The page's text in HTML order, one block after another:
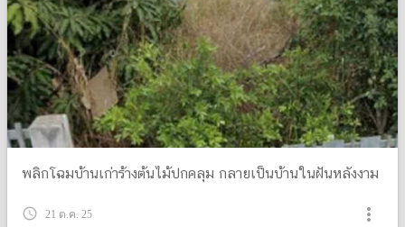
พลิกโฉมบ้านเก่าร้างต้นไม้ปกคลุม กลายเป็นบ้านในฝันหลังงาม
query_builder 21 ต.ค. 25 more_vert